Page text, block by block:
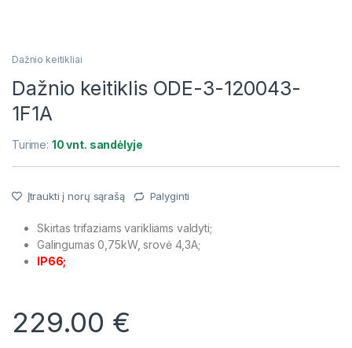
Dažnio keitikliai
Dažnio keitiklis ODE-3-120043-
1F1A
Turime: 10 vnt. sandėlyje
Įtraukti į norų sąrašą Palyginti
Skirtas trifaziams varikliams valdyti;
Galingumas 0,75kW, srovė 4,3A;
IP66;
229.00 €